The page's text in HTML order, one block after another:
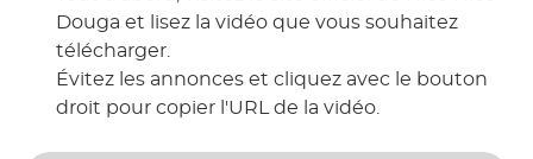
Douga et lisez la vidéo que vous souhaitez
télécharger.
Évitez les annonces et cliquez avec le bouton
droit pour copier l'URL de la vidéo.